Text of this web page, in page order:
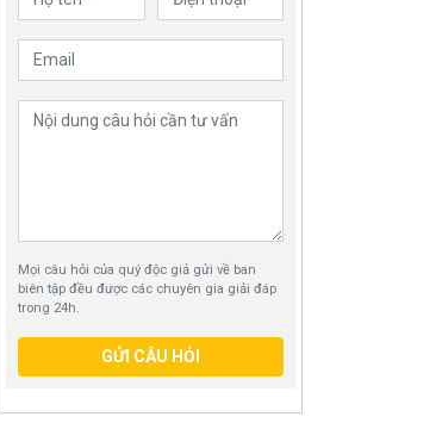
Mọi câu hỏi của quý độc giả gửi về ban
biên tập đều được các chuyên gia giải đáp
trong 24h.
GỬI CÂU HỎI